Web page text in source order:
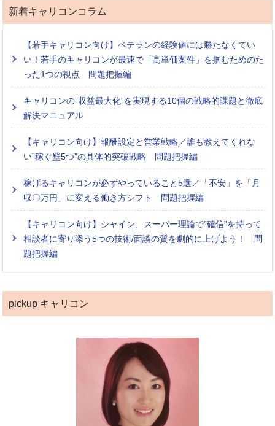
新着キャリコンコラム
【若手キャリコン向け】ベテランの経験値には勝たなくてい
い！若手のキャリコンが最速で「高単価案件」を掴むためのた
った1つの視点 問題把握編
キャリコンの”収益最大化”を実現する10個の戦略的課題と徹底
解決マニュアル
【キャリコン向け】報酬設定と営業戦略／誰も教えてくれな
い”稼ぐ壁5つ”の具体的突破戦略 問題把握編
稼げるキャリコンが必ずやっていること5選／「不安」を「月
収〇万円」に変える働き方シフト 問題把握編
【キャリコン向け】シャイン、スーパー理論で”確信”を持って
相談者に寄り添う5つの技術/面談の質を劇的に上げよう！ 問
題把握編
pickup キャリコン